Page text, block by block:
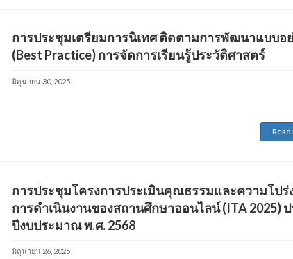
การประชุมเตรียมการนิเทศ ติดตามการพัฒนาแบบอ
(Best Practice) การจัดการเรียนรู้ประวัติศาสตร์
มิถุนายน 30, 2025
การประชุมโครงการประเมินคุณธรรมและความโปร่
การดำเนินงานของสถานศึกษาออนไลน์ (ITA 2025)
ปีงบประมาณ พ.ศ. 2568
มิถุนายน 26, 2025